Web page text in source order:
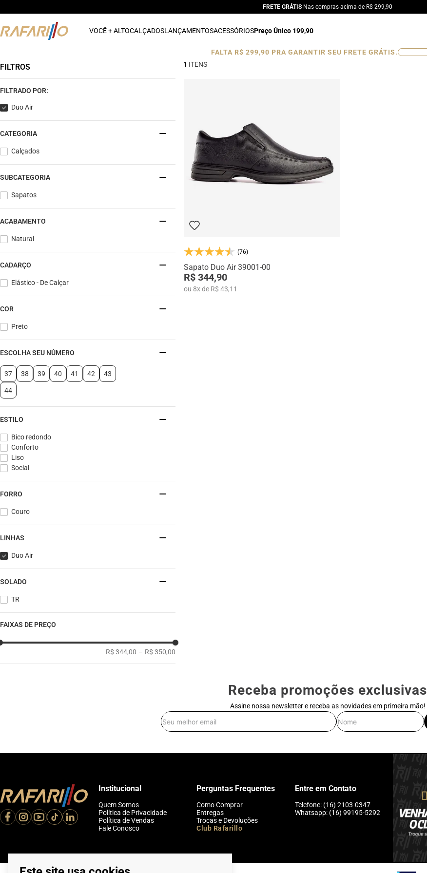
FRETE GRÁTIS Nas compras acima de R$ 299,90
VOCÊ + ALTOCALÇADOSLANÇAMENTOSACESSÓRIOSPreço Único 199,90
FALTA R$ 299,90 PRA GARANTIR SEU FRETE GRÁTIS. 0
FILTROS
FILTRADO POR:
Duo Air
CATEGORIA
Calçados
SUBCATEGORIA
Sapatos
ACABAMENTO
Natural
CADARÇO
Elástico - De Calçar
COR
Preto
ESCOLHA SEU NÚMERO
37 38 39 40 41 42 43
44
ESTILO
Bico redondo
Conforto
Liso
Social
FORRO
Couro
LINHAS
Duo Air
SOLADO
TR
FAIXAS DE PREÇO
R$ 344,00 – R$ 350,00
1
(76)
Sapato Duo Air 39001-00
R$ 344,90
ou 8xde R$ 43,11
Receba promoções exclusivas
Assine nossa newsletter e receba as novidades em primeira mão!
Institucional
Quem Somos
Política de Privacidade
Política de Vendas
Fale Conosco
Perguntas Frequentes
Como Comprar
Entregas
Trocas e Devoluções
Club Rafarillo
Entre em Contato
Telefone: (16) 2103-0347
Whatsapp: (16) 99195-5292